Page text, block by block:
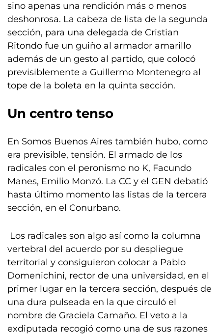
sino apenas una rendición más o menos
deshonrosa. La cabeza de lista de la segunda
sección, para una delegada de Cristian
Ritondo fue un guiño al armador amarillo
además de un gesto al partido, que colocó
previsiblemente a Guillermo Montenegro al
tope de la boleta en la quinta sección.
Un centro tenso
En Somos Buenos Aires también hubo, como
era previsible, tensión. El armado de los
radicales con el peronismo no K, Facundo
Manes, Emilio Monzó. La CC y el GEN debatió
hasta último momento las listas de la tercera
sección, en el Conurbano.
Los radicales son algo así como la columna
vertebral del acuerdo por su despliegue
territorial y consiguieron colocar a Pablo
Domenichini, rector de una universidad, en el
primer lugar en la tercera sección, después de
una dura pulseada en la que circuló el
nombre de Graciela Camaño. El veto a la
exdiputada recogió como una de sus razones